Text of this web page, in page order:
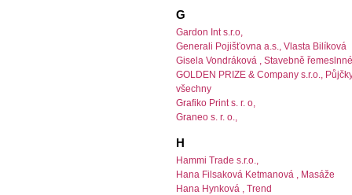
G
Gardon Int s.r.o,
Generali Pojišťovna a.s., Vlasta Bilíková
Gisela Vondráková , Stavebně
GOLDEN PRIZE & Company s.r.o.,
všechny
Grafiko Print s. r. o,
Graneo s. r. o.,
H
Hammi Trade s.r.o.,
Hana Filsaková Ketmanová , Masáže
Hana Hynková , Trend